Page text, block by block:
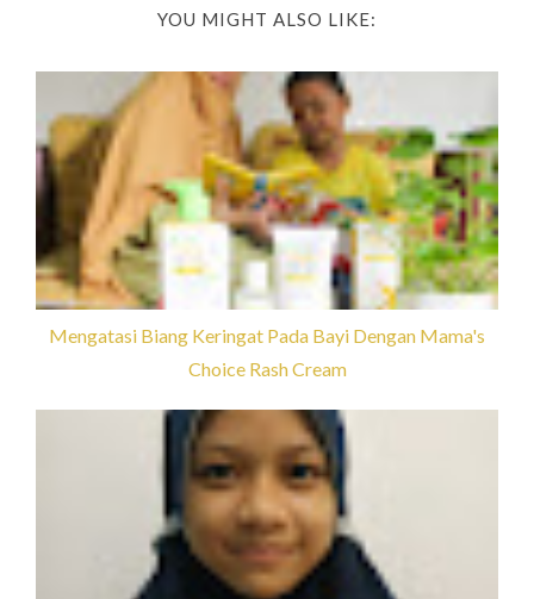
YOU MIGHT ALSO LIKE:
Mengatasi Biang Keringat Pada Bayi Dengan Mama's
Choice Rash Cream